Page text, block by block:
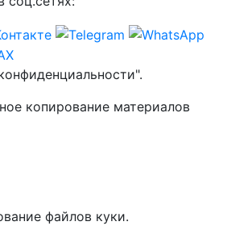
копирование материалов
файлов куки.